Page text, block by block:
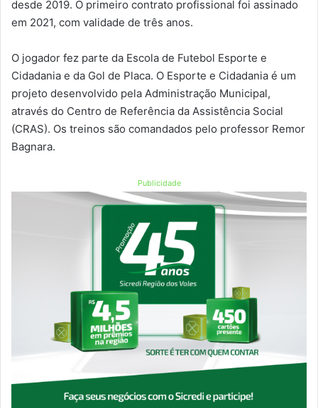
desde 2019. O primeiro contrato profissional foi assinado
em 2021, com validade de três anos.
O jogador fez parte da Escola de Futebol Esporte e
Cidadania e da Gol de Placa. O Esporte e Cidadania é um
projeto desenvolvido pela Administração Municipal,
através do Centro de Referência da Assistência Social
(CRAS). Os treinos são comandados pelo professor Remor
Bagnara.
Publicidade